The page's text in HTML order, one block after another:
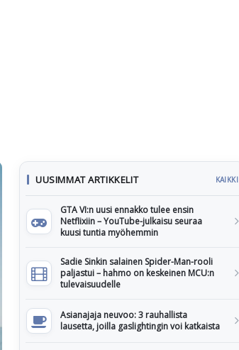
UUSIMMAT ARTIKKELIT KAIKKI
GTA VI:n uusi ennakko tulee ensin
Netflixiin – YouTube-julkaisu seuraa
kuusi tuntia myöhemmin
Sadie Sinkin salainen Spider-Man-rooli
paljastui – hahmo on keskeinen MCU:n
tulevaisuudelle
Asianajaja neuvoo: 3 rauhallista
lausetta, joilla gaslightingin voi katkaista